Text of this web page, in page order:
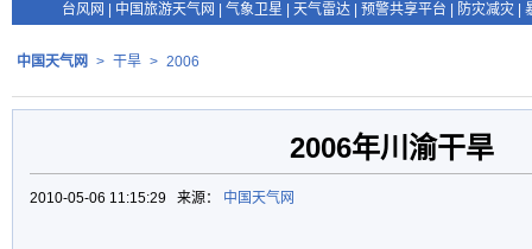
台风网
中国旅游天气网 气象卫星 天气雷达 预警共享平台 防灾减灾
中国天气网 > 干旱 > 2006
2006年川渝干旱
2010-05-06 11:15:29 来源： 中国天气网